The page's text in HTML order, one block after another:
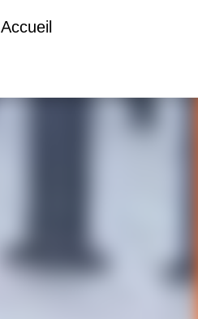
Accueil